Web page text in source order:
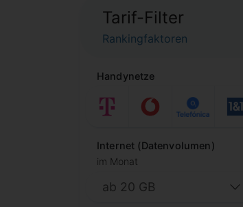
Tarif-Filter
Rankingfaktoren
Handynetze
Internet (Datenvolumen)
im Monat